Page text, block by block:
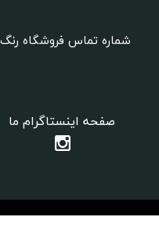
صفحه اینستاگرام ما
شماره تماس فروشگاه